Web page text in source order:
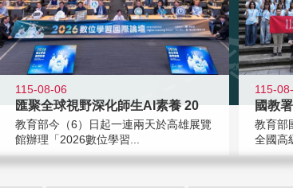
115-08-06
匯聚全球視野深化師生AI素養 20
教育部今（6）日起一連兩天於高雄展覽
館辦理「2026數位學習...
115-
教育部
全國高